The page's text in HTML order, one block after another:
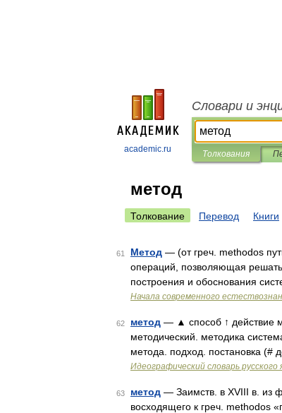
academic.ru
Словари и
Толкования
метод
Толкование Перевод Книги
61 Метод — (от греч. methodos
операций, позволяющая
построения и обоснования
Начала современного
62 метод — ▲ способ ↑ действие
методический. методика
метода. подход. постановка (#
Идеографический словарь русского
63 метод — Заимств. в XVIII в. из
восходящего к греч. methodos